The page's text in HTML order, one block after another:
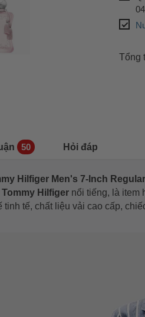
Tổng
50 Hỏi đáp
Hilfiger Men's 7-Inch
Tommy Hilfiger nổi tiếng, là item
tinh tế, chất liệu vải cao cấp,